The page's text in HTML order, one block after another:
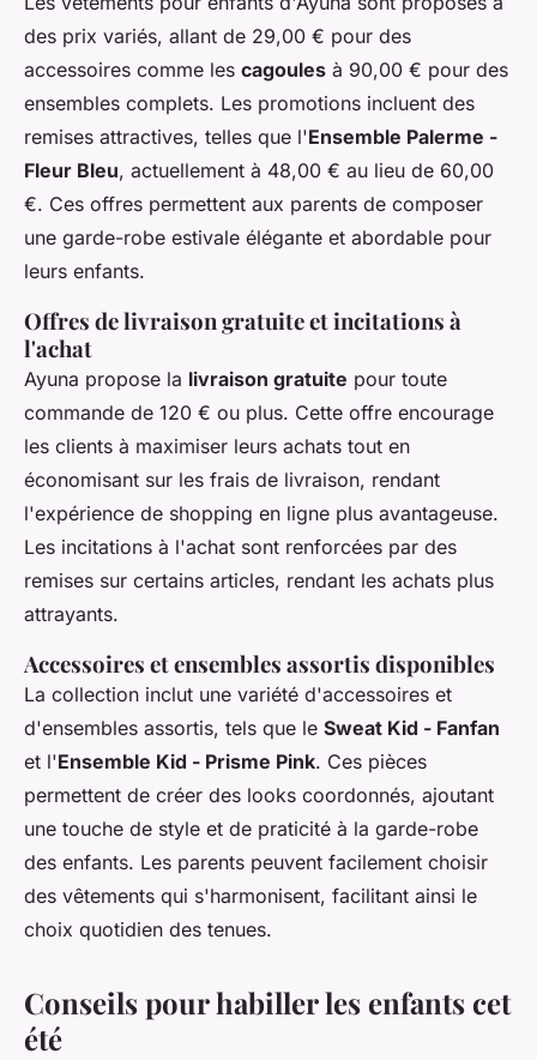
des prix variés, allant de 29,00 € pour des
accessoires comme les cagoules à 90,00 € pour des
ensembles complets. Les promotions incluent des
remises attractives, telles que l'Ensemble Palerme -
Fleur Bleu, actuellement à 48,00 € au lieu de 60,00
€. Ces offres permettent aux parents de composer
une garde-robe estivale élégante et abordable pour
leurs enfants.
Offres de livraison gratuite et incitations à
l'achat
Ayuna propose la livraison gratuite pour toute
commande de 120 € ou plus. Cette offre encourage
les clients à maximiser leurs achats tout en
économisant sur les frais de livraison, rendant
l'expérience de shopping en ligne plus avantageuse.
Les incitations à l'achat sont renforcées par des
remises sur certains articles, rendant les achats plus
attrayants.
Accessoires et ensembles assortis disponibles
La collection inclut une variété d'accessoires et
d'ensembles assortis, tels que le Sweat Kid - Fanfan
et l'Ensemble Kid - Prisme Pink. Ces pièces
permettent de créer des looks coordonnés, ajoutant
une touche de style et de praticité à la garde-robe
des enfants. Les parents peuvent facilement choisir
des vêtements qui s'harmonisent, facilitant ainsi le
choix quotidien des tenues.
Conseils pour habiller les enfants cet
été